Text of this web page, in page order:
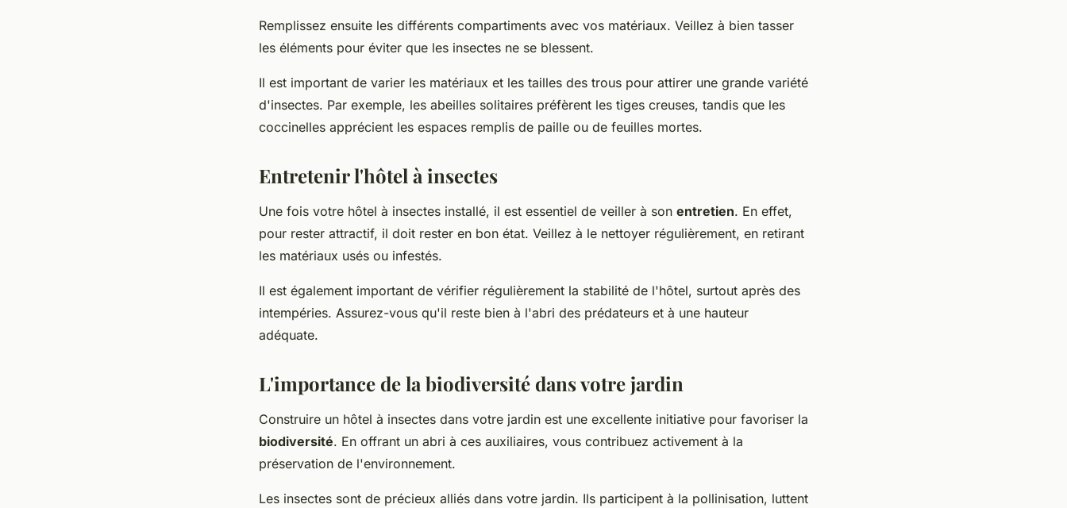
Remplissez ensuite les différents compartiments avec vos matériaux. Veillez à bien tasser
les éléments pour éviter que les insectes ne se blessent.
Il est important de varier les matériaux et les tailles des trous pour attirer une grande variété
d'insectes. Par exemple, les abeilles solitaires préfèrent les tiges creuses, tandis que les
coccinelles apprécient les espaces remplis de paille ou de feuilles mortes.
Entretenir l'hôtel à insectes
Une fois votre hôtel à insectes installé, il est essentiel de veiller à son entretien. En effet,
pour rester attractif, il doit rester en bon état. Veillez à le nettoyer régulièrement, en retirant
les matériaux usés ou infestés.
Il est également important de vérifier régulièrement la stabilité de l'hôtel, surtout après des
intempéries. Assurez-vous qu'il reste bien à l'abri des prédateurs et à une hauteur
adéquate.
L'importance de la biodiversité dans votre jardin
Construire un hôtel à insectes dans votre jardin est une excellente initiative pour favoriser la
biodiversité. En offrant un abri à ces auxiliaires, vous contribuez activement à la
préservation de l'environnement.
Les insectes sont de précieux alliés dans votre jardin. Ils participent à la pollinisation, luttent